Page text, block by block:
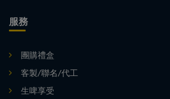
服務
團購禮盒
客製/聯名/代工
生啤享受